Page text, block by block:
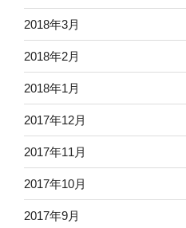
2018年3月
2018年2月
2018年1月
2017年12月
2017年11月
2017年10月
2017年9月